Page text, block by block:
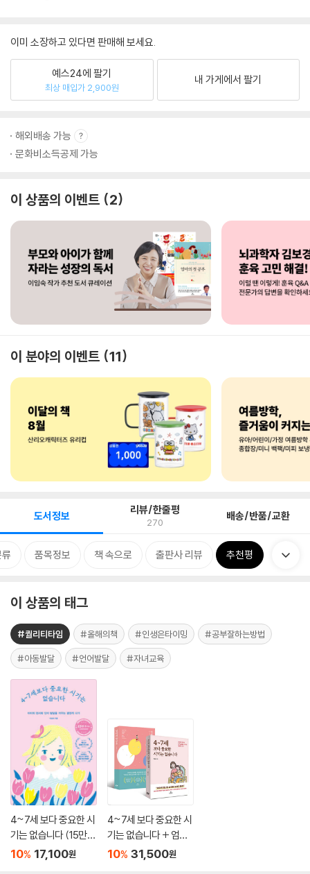
이미 소장하고 있다면 판매해 보세요.
예스24에 팔기
최상 매입가 2,900원
내 가게에서 팔기
해외배송 가능
문화비소득공제 가능
이 상품의 이벤트 2
이 분야의 이벤트 11
도서정보 리뷰/한줄평
270 배송/반품/교환
품목정보 책 속으로 출판사 리뷰 추천평
이 상품의 태그
#퀄리티타임 #올해의책 #인생은타이밍 #공부잘하는방법
#아동발달 #언어발달 #자녀교육
4~7세 보다 중요한 시
기는 없습니다 (15만
부 기념 에디션)
10% 17,100원
4~7세 보다 중요한 시
기는 없습니다 + 엄마
의 말 공부
10% 31,500원